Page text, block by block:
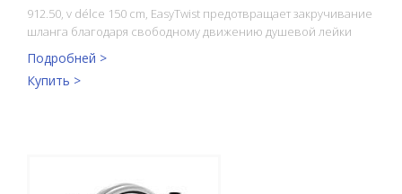
912.50, v délce 150 cm, EasyTwist предотвращает закручивание
шланга благодаря свободному движению душевой лейки
Подробней >
Купить >